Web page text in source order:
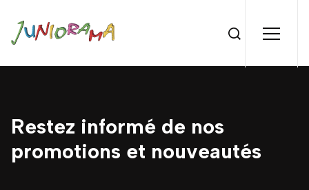
Restez informé de nos
promotions et nouveautés